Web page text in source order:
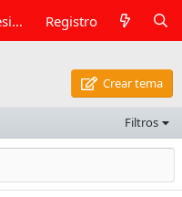
Iniciar sesión Registro
Crear tema
Filtros